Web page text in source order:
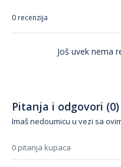
0 recenzija
Još uvek nema
Pitanja i odgovori (0)
Imaš nedoumicu u vezi sa
0 pitanja kupaca